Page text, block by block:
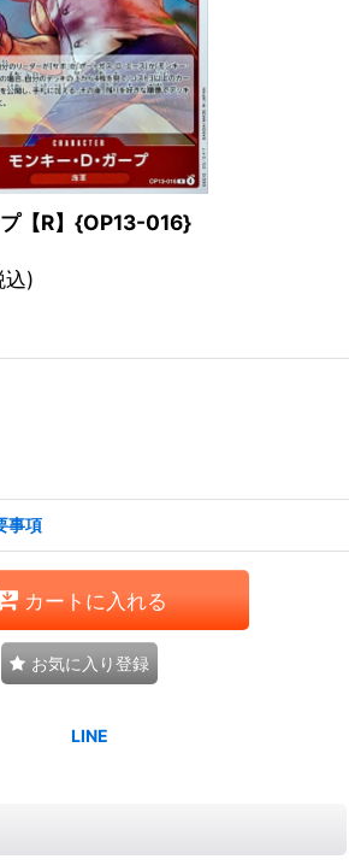
【R】{OP13-016}
込)
事項
カートに入れる
お気に入り登録